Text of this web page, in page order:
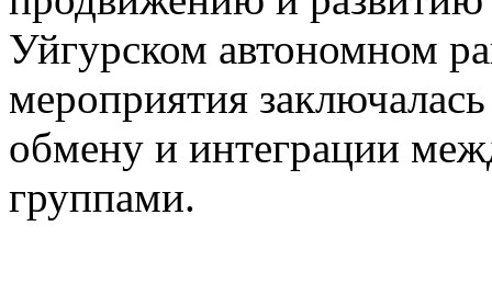
Уйгурском автономном
мероприятия
обмену и интеграции
группами.